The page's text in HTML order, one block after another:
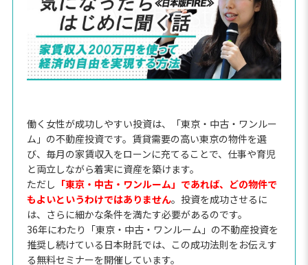
働く女性が成功しやすい投資は、「東京・中古・ワンルー
ム」の不動産投資です。賃貸需要の高い東京の物件を選
び、毎月の家賃収入をローンに充てることで、仕事や育児
と両立しながら着実に資産を築けます。
ただし 「東京・中古・ワンルーム」であれば、どの物件で
もよいというわけではありません。投資を成功させるに
は、さらに細かな条件を満たす必要があるのです。
36年にわたり「東京・中古・ワンルーム」の不動産投資を
推奨し続けている日本財託では、この成功法則をお伝えす
る無料セミナーを開催しています。